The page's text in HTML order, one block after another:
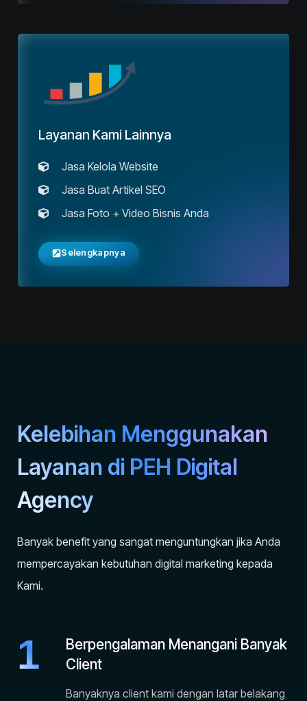
Layanan Kami Lainnya
Jasa Kelola Website
Jasa Buat Artikel SEO
Jasa Foto + Video Bisnis Anda
Selengkapnya
Kelebihan Menggunakan
Layanan di PEH Digital
Agency
Banyak benefit yang sangat menguntungkan jika Anda
mempercayakan kebutuhan digital marketing kepada
Kami.
1
Berpengalaman Menangani Banyak
Client
Banyaknya client kami dengan latar belakang